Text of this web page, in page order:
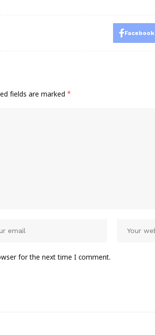
Facebook
fields are marked *
for the next time I comment.